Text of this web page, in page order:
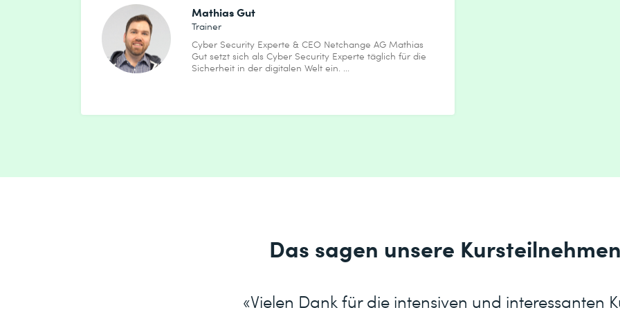
Mathias Gut
Trainer
Cyber Security Experte & CEO Netchange AG Mathias
Gut setzt sich als Cyber Security Experte täglich für die
Sicherheit in der digitalen Welt ein. ...
Das sagen unsere
«Vielen Dank für die intensiven und interessanten